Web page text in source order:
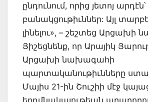
ընդունում, որից յետոյ արդէն՝
բանակցութիւններ: Այլ
լինելու», – շեշտեց Արցախի
Յիշեցնենք, որ Արայիկ
Արցախի նախագահի
պարտականութիւնները
Մայիս 21-ին Շուշիի մէջ